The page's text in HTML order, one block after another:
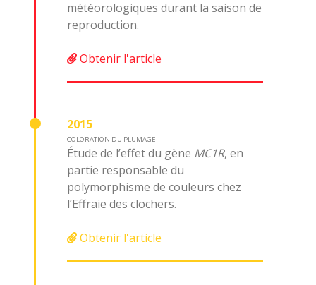
météorologiques durant la saison de
reproduction.
Obtenir l'article
2015
COLORATION DU PLUMAGE
Étude de l’effet du gène MC1R, en
partie responsable du
polymorphisme de couleurs chez
l’Effraie des clochers.
Obtenir l'article